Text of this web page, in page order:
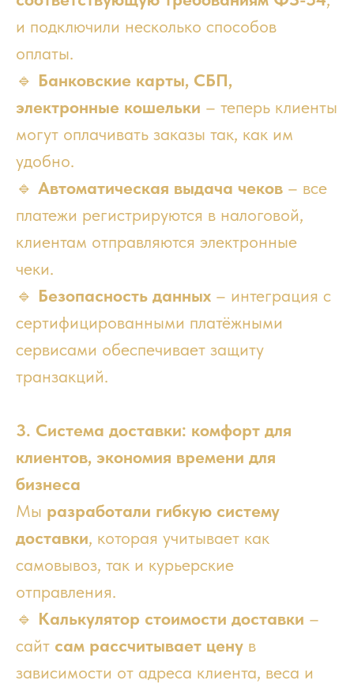
и подключили несколько способов
оплаты.
🔹 Банковские карты, СБП,
электронные кошельки – теперь клиенты
могут оплачивать заказы так, как им
удобно.
🔹 Автоматическая выдача чеков – все
платежи регистрируются в налоговой,
клиентам отправляются электронные
чеки.
🔹 Безопасность данных – интеграция с
сертифицированными платёжными
сервисами обеспечивает защиту
транзакций.
3. Система доставки: комфорт для
клиентов, экономия времени для
бизнеса
Мы разработали гибкую систему
доставки, которая учитывает как
самовывоз, так и курьерские
отправления.
🔹 Калькулятор стоимости доставки –
сайт сам рассчитывает цену в
зависимости от адреса клиента, веса и